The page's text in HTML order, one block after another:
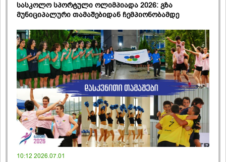
სასკოლო სპორტული ოლიმპიადა 2026: გზა
მუნიციპალური თამაშებიდან ჩემპიონობამდე
10:12 2026.07.01